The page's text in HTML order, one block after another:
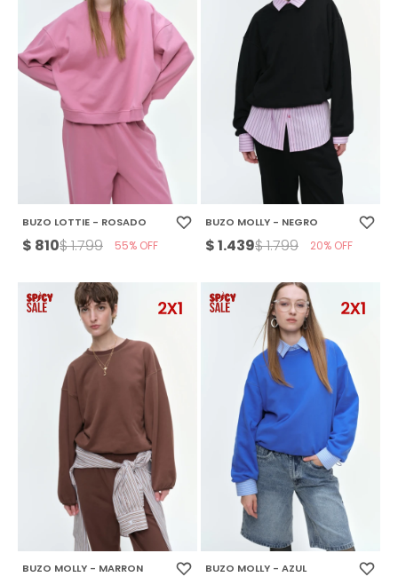
BUZO LOTTIE - ROSADO
$ 810$1.799 55
BUZO MOLLY - NEGRO
$1.439$1.799 20
BUZO MOLLY - MARRON BUZO MOLLY - AZUL